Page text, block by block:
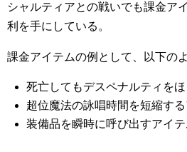
シャルティアとの戦いでも課金ア
利を手にしている。
課金アイテムの例として、以下の
死亡してもデスペナルティを
超位魔法の詠唱時間を短縮す
装備品を瞬時に呼び出すアイテ